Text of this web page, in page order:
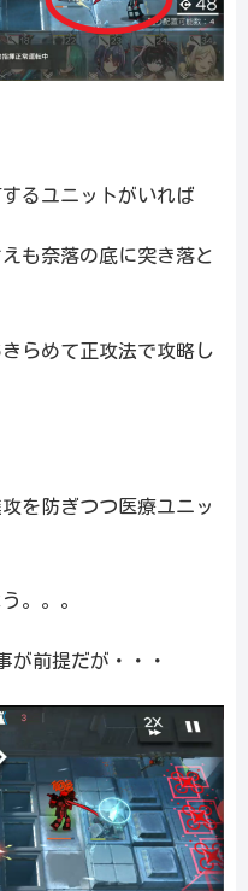
するユニットがいれば
も奈落の底に突き落と
らめて正攻法で攻略し
を防ぎつつ医療ユニッ
。。。
が前提だが・・・